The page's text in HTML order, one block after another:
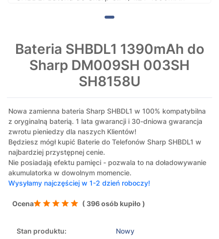
Bateria SHBDL1 1390mAh do
Sharp DM009SH 003SH
SH8158U
Nowa zamienna bateria Sharp SHBDL1 w 100% kompatybilna
z oryginalną baterią. 1 lata gwarancji i 30-dniowa gwarancja
zwrotu pieniedzy dla naszych Klientów!
Będziesz mógł kupić Baterie do Telefonów Sharp SHBDL1 w
najbardziej przystępnej cenie.
Nie posiadają efektu pamięci - pozwala to na doładowywanie
akumulatorka w dowolnym momencie.
Wysyłamy najczęściej w 1-2 dzień roboczy!
Ocena ( 396 osób kupiło )
Stan produktu: Nowy